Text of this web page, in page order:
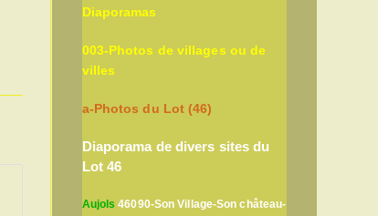
Diaporamas
003-Photos de villages ou de
villes
a-Photos du Lot (46)
Diaporama de divers sites du
Lot 46
Aujols 46090-Son Village-Son château-